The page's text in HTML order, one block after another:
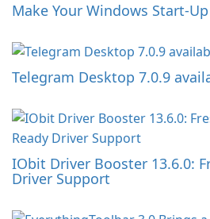
Make Your Windows Start-
Telegram Desktop 7.0.9
IObit Driver Booster 13.6.0:
Driver Support